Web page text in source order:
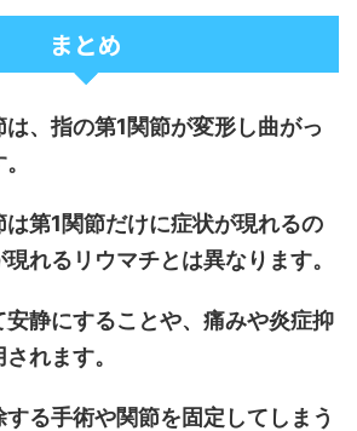
まとめ
は、指の第1関節が変形し曲がっ
は第1関節だけに症状が現れるの
れるリウマチとは異なります。
安静にすることや、痛みや炎症抑
れます。
する手術や関節を固定してしまう